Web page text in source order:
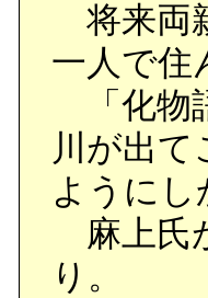
将来両
一人で住
「化物
川が出
ように
麻上氏
り。